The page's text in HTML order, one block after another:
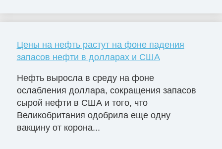
Цены на нефть растут на фоне падения
запасов нефти в долларах и США
Нефть выросла в среду на фоне
ослабления доллара, сокращения запасов
сырой нефти в США и того, что
Великобритания одобрила еще одну
вакцину от корона...